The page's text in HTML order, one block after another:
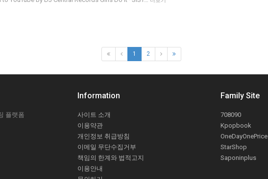
1 2
플랫폼
Information
사이트 소개
이용약관
개인정보 취급방침
이메일 무단수집거부
책임의 한계와 법적고지
이용안내
Family Site
708090
Kpopbook
OneDayOnePrice
StarShop
Saponinplus